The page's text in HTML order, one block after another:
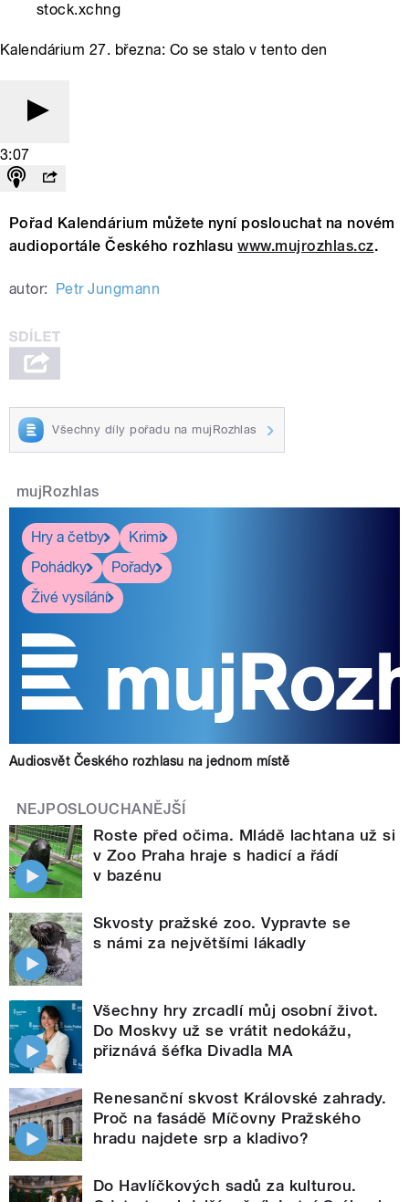
stock.xchng
Kalendárium 27. března: Co se stalo v tento den
3:07
Pořad Kalendárium můžete nyní poslouchat na novém
audioportále Českého rozhlasuwww.mujrozhlas.cz.
autor: Petr Jungmann
Všechny díly pořadu na mujRozhlas
mujRozhlas
Hry a četby
Krimi
Pohádky
Pořady
Živé vysílání
Audiosvět Českého rozhlasu na jednom místě
NEJPOSLOUCHANĚJŠÍ
Roste před očima. Mládě lachtana už si
v Zoo Praha hraje s hadicí a řádí
v bazénu
Skvosty pražské zoo. Vypravte se
s námi za největšími lákadly
Všechny hry zrcadlí můj osobní život.
Do Moskvy už se vrátit nedokážu,
přiznává šéfka Divadla MA
Renesanční skvost Královské zahrady.
Proč na fasádě Míčovny Pražského
hradu najdete srp a kladivo?
Do Havlíčkových sadů za kulturou.